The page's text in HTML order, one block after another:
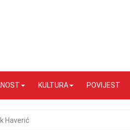
KULTURA POVIJEST
Haverić